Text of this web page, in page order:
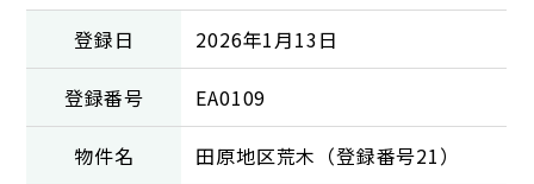
登録日 2026年1月13日
登録番号 EA0109
物件名 田原地区荒木（登録番号21）